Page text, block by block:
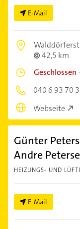
E-Mail
42,5 km
Geschlossen
040 6 93 70
Webseite
Günter
Andre
HEIZUNGS- UND
E-Mail